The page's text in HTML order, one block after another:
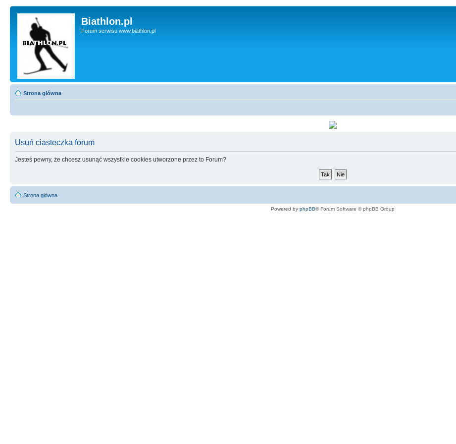
Biathlon.pl
Forum serwisu www.biathlon.pl
Strona główna
Usuń ciasteczka forum
Jesteś pewny, że chcesz usunąć wszystkie cookies utworzone przez to Forum?
Strona główna
Powered by phpBB® Forum Software © phpBB Group